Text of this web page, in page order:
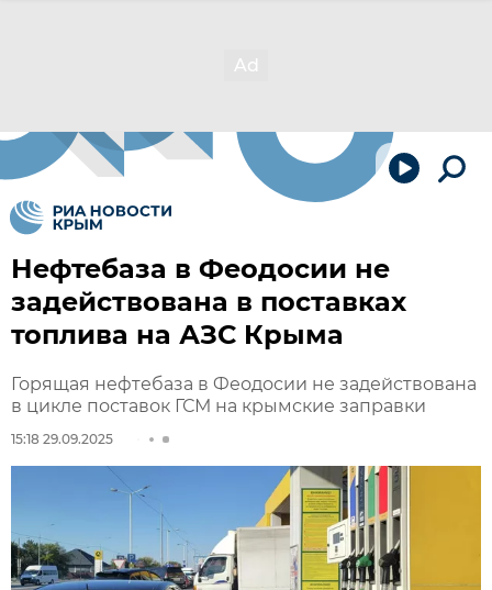
Нефтебаза в Феодосии не
задействована в поставках
топлива на АЗС Крыма
Горящая нефтебаза в Феодосии не задействована
в цикле поставок ГСМ на крымские заправки
15:18 29.09.2025